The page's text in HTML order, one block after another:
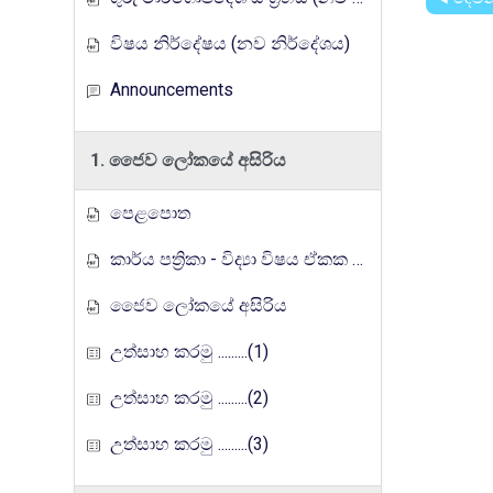
විෂය නිර්දේෂය (නව නිර්දේශය)
Announcements
1. ජෛව ලෝකයේ අසිරිය
පෙළපොත
කාර්ය පත්‍රිකා - විද්‍යා විෂය ඒකක සංවර්ධන වැඩසටහන, මතුගම අධ්‍යාපන කලාපය
ජෛව ලෝකයේ අසිරිය
උත්සාහ කරමු .........(1)
උත්සාහ කරමු .........(2)
උත්සාහ කරමු .........(3)